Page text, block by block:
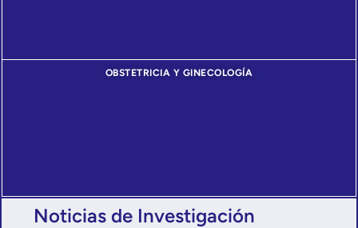
OBSTETRICIA Y GINECOLOGÍA
Noticias de Investigación